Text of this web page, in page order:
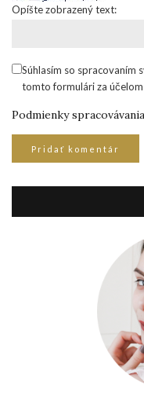
Opíšte zobrazený text:
Súhlasím so spracovaním
tomto formulári za
Podmienky